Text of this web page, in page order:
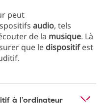
peut
audio, tels
de la musique. Là
que le dispositifest
à l’ordinateur